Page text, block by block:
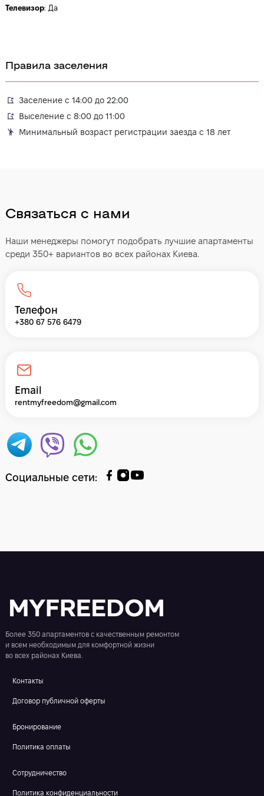
Телевизор: Да
Правила заселения
Заселение с 14:00 до 22:00
Выселение с 8:00 до 11:00
Минимальный возраст регистрации заезда с 18 лет
Связаться с нами
Наши менеджеры помогут подобрать лучшие апартаменты
среди 350+ вариантов во всех районах Киева.
Телефон
+380 67 576 6479
Email
rentmyfreedom@gmail.com
Социальные сети:
Более 350 апартаментов с качественным ремонтом
и всем необходимым для комфортной жизни
во всех районах Киева.
Контакты
Договор публичной оферты
Бронирование
Политика оплаты
Сотрудничество
Политика конфиденциальности